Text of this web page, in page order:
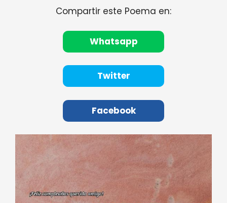
Compartir este Poema en:
Whatsapp
Twitter
Facebook